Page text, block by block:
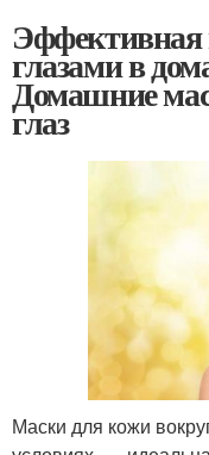
Эффективная
глазами в
Домашние
глаз
Маски для кожи